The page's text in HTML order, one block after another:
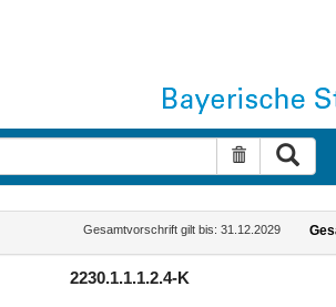
Suche
Gesamtvorschrift gilt bis: 31.12.2029
2230.1.1.1.2.4-K